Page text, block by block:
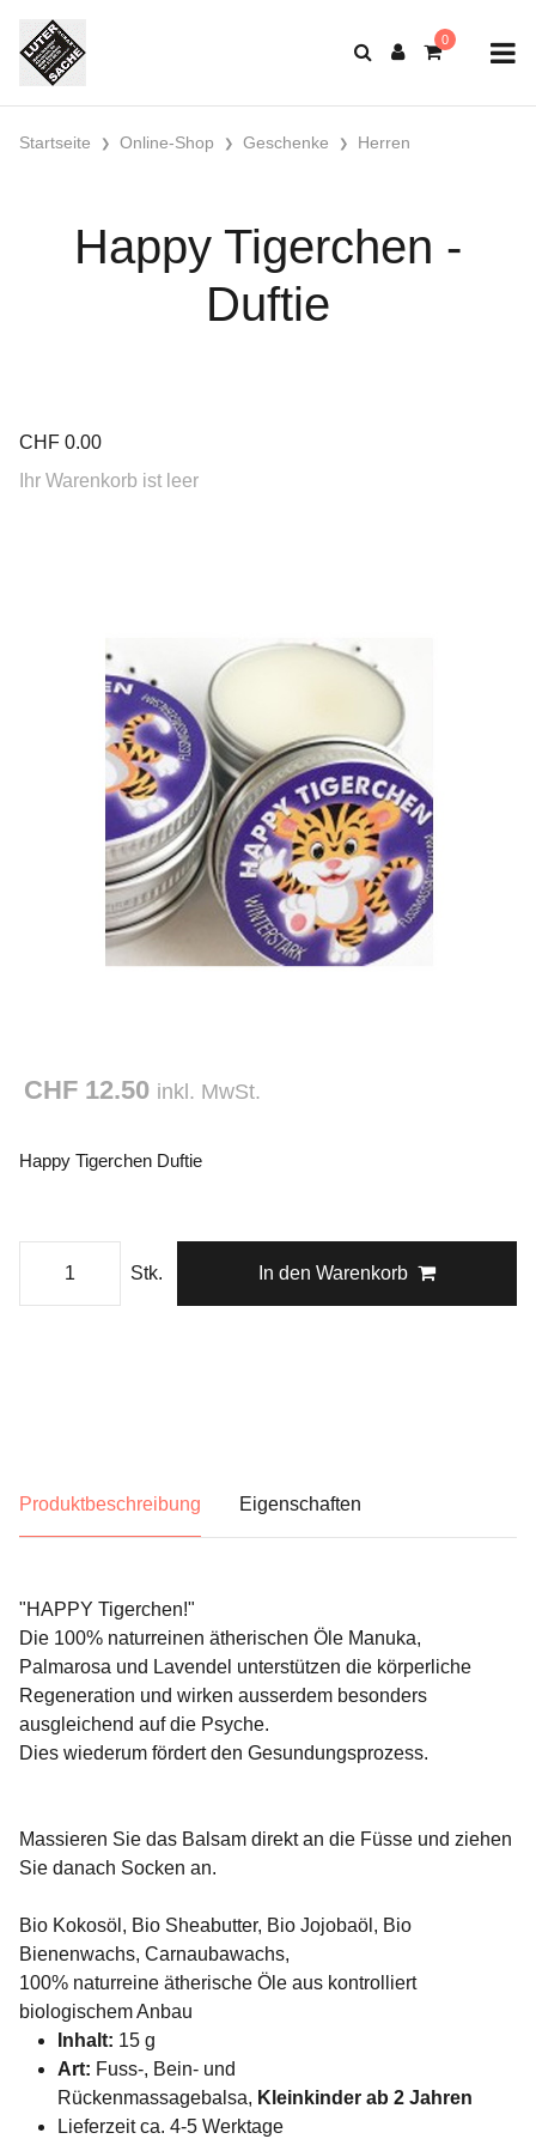
Startseite Online-Shop Geschenke Herren
Happy Tigerchen -
Duftie
CHF 0.00
Ihr Warenkorb ist leer
CHF 12.50 inkl. MwSt.
Happy Tigerchen Duftie
Stk. In den Warenkorb
Produktbeschreibung Eigenschaften
"HAPPY Tigerchen!"
Die 100% naturreinen ätherischen Öle Manuka,
Palmarosa und Lavendel unterstützen die körperliche
Regeneration und wirken ausserdem besonders
ausgleichend auf die Psyche.
Dies wiederum fördert den Gesundungsprozess.
Massieren Sie das Balsam direkt an die Füsse und ziehen
Sie danach Socken an.
Bio Kokosöl, Bio Sheabutter, Bio Jojobaöl, Bio
Bienenwachs, Carnaubawachs,
100% naturreine ätherische Öle aus kontrolliert
biologischem Anbau
Inhalt: 15 g
Art: Fuss-, Bein- und
Rückenmassagebalsa, Kleinkinder ab 2 Jahren
Lieferzeit ca. 4-5 Werktage